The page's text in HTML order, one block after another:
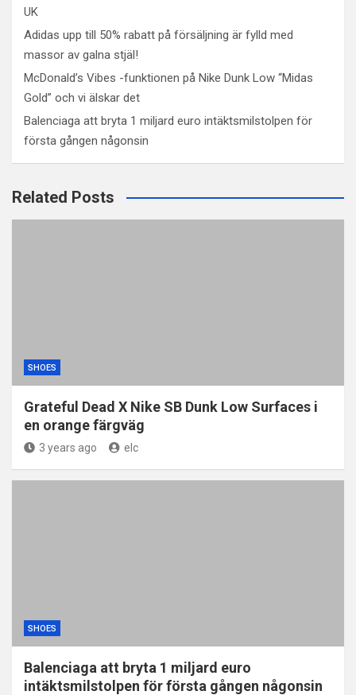
UK
Adidas upp till 50% rabatt på försäljning är fylld med
massor av galna stjäl!
McDonald’s Vibes -funktionen på Nike Dunk Low “Midas
Gold” och vi älskar det
Balenciaga att bryta 1 miljard euro intäktsmilstolpen för
första gången någonsin
Related Posts
SHOES
Grateful Dead X Nike SB Dunk Low Surfaces i
en orange färgväg
3 years ago elc
SHOES
Balenciaga att bryta 1 miljard euro
intäktsmilstolpen för första gången någonsin